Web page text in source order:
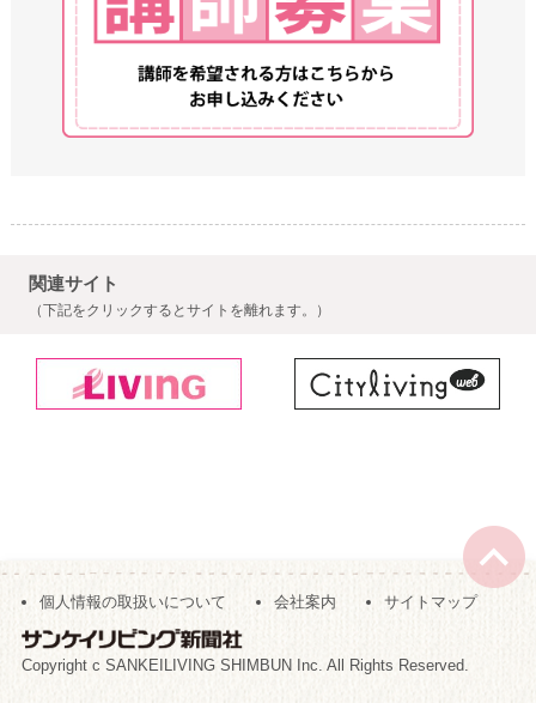
関連サイト
（下記をクリックするとサイトを離れます。）
個人情報の取扱いについて 会社案内 サイトマップ
Copyright c SANKEILIVING SHIMBUN Inc. All Rights Reserved.